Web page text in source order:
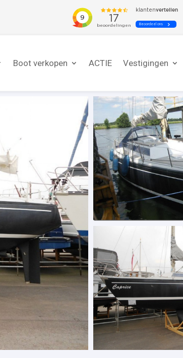
Boot verkopen ACTIE Vestigingen